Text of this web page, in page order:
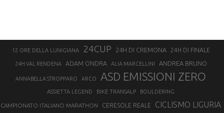
12 ORE DELLA LUNIGIANA 24CUP 24H DI CREMONA 24H DI FINALE
24H VAL RENDENA ADAM ONDRA ALIA MARCELLINI ANDREA BRUNO
ANNABELLA STROPPARO ARCO ASD EMISSIONI ZERO
ASSIETTA LEGEND BIKE TRANSALP BOULDERING
CAMPIONATO ITALIANO MARATHON CERESOLE REALE CICLISMO LIGURIA